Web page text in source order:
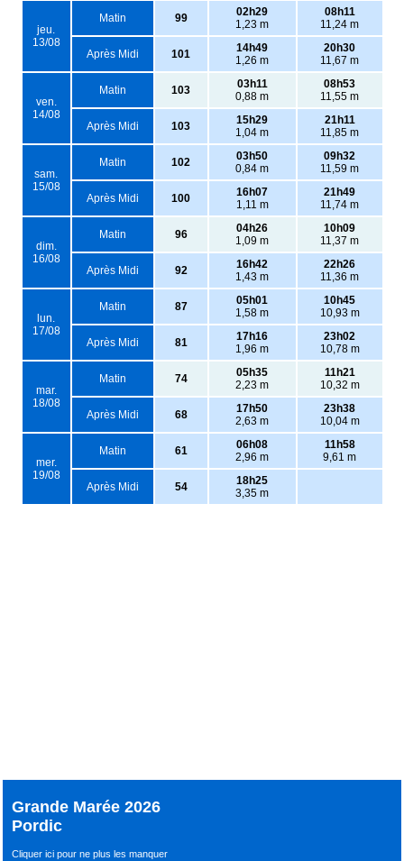
jeu.
13/08
Matin 99
02h29
1,23 m
08h11
11,24 m
Après Midi 101
14h49
1,26 m
20h30
11,67 m
ven.
14/08
Matin 103
03h11
0,88 m
08h53
11,55 m
Après Midi 103
15h29
1,04 m
21h11
11,85 m
sam.
15/08
Matin 102
03h50
0,84 m
09h32
11,59 m
Après Midi 100
16h07
1,11 m
21h49
11,74 m
dim.
16/08
Matin 96
04h26
1,09 m
10h09
11,37 m
Après Midi 92
16h42
1,43 m
22h26
11,36 m
lun.
17/08
Matin 87
05h01
1,58 m
10h45
10,93 m
Après Midi 81
17h16
1,96 m
23h02
10,78 m
mar.
18/08
Matin 74
05h35
2,23 m
11h21
10,32 m
Après Midi 68
17h50
2,63 m
23h38
10,04 m
mer.
19/08
Matin 61
06h08
2,96 m
11h58
9,61 m
Après Midi 54
18h25
3,35 m
Grande Marée 2026
Pordic
Cliquer ici pour ne plus les manquer